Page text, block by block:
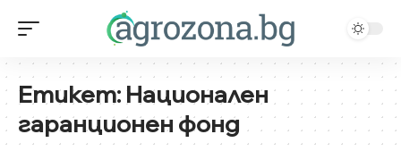
Етикет:Национален
гаранционен фонд